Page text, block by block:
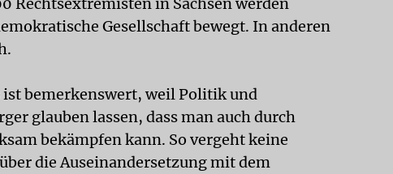
Gesellschaft bewegt. In anderen
ist bemerkenswert, weil Politik und
glauben lassen, dass man auch durch
bekämpfen kann. So vergeht keine
die Auseinandersetzung mit dem